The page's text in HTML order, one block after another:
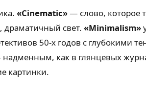
«Cinematic»— слово, которое
свет. «Minimalism»
50-х годов с
как в глянцевых
картинки.